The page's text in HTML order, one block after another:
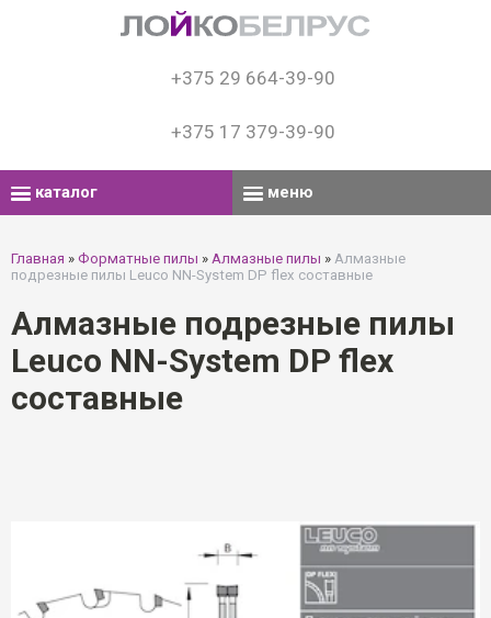
+375 29 664-39-90
+375 17 379-39-90
каталог меню
Главная » Форматные пилы » Алмазные пилы » Алмазные
подрезные пилы Leuco NN-System DP flex составные
Алмазные подрезные пилы
Leuco NN-System DP flex
составные